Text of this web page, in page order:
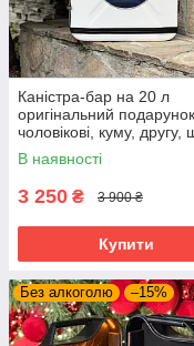
Каністра-бар на 20 л
оригінальний подарунок
чоловікові, куму, другу,
військовому, командиру,
комбату
В наявності
3 250 ₴ 3 900 ₴
Купити
Без алкоголю –15%